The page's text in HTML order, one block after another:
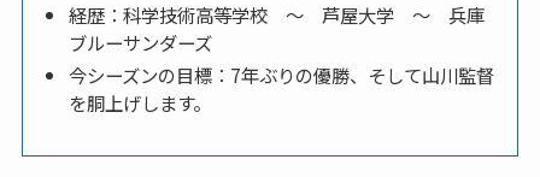
経歴：科学技術高等学校 ～ 芦屋大学 ～ 兵庫
ブルーサンダーズ
今シーズンの目標：7年ぶりの優勝、そして山川監督
を胴上げします。